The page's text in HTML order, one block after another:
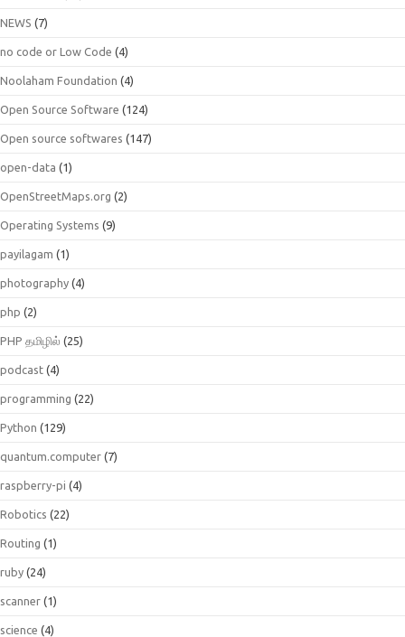
NEWS (7)
no code or Low Code (4)
Noolaham Foundation (4)
Open Source Software (124)
Open source softwares (147)
open-data (1)
OpenStreetMaps.org (2)
Operating Systems (9)
payilagam (1)
photography (4)
php (2)
PHP தமிழில் (25)
podcast (4)
programming (22)
Python (129)
quantum.computer (7)
raspberry-pi (4)
Robotics (22)
Routing (1)
ruby (24)
scanner (1)
science (4)